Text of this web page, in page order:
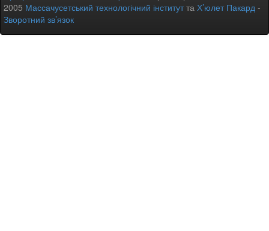
2005 Массачусетський технологічний інститутта Х’юлет Пакард -
Зворотний зв’язок